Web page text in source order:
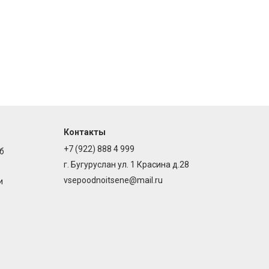
Контакты
+7 (922) 888 4 999
г. Бугуруслан ул. 1 Красина д.28
vsepoodnoitsene@mail.ru